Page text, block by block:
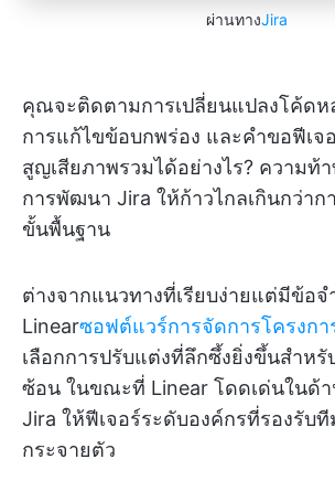
ผ่านทางJira
คุณจะติดตามการเปลี่ยนแปลงโค้ดห
การแก้ไขข้อบกพร่อง และคำขอฟีเจ
สูญเสียภาพรวมได้อย่างไร? ความท้
การพัฒนา Jira ให้ก้าวไกลเกินกว่า
ขั้นพื้นฐาน
ต่างจากแนวทางที่เรียบง่ายแต่มีข้อจ
Linearซอฟต์แวร์การจัดการโครงกา
เลือกการปรับแต่งที่ลึกซึ้งยิ่งขึ้นสำหรั
ซ้อน ในขณะที่ Linear โดดเด่นในด้า
Jira ให้ฟีเจอร์ระดับองค์กรที่รองรับ
กระจายตัว